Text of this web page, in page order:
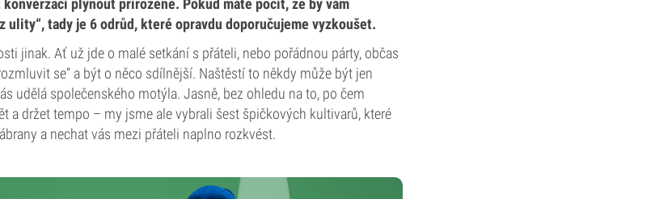
ulity“, tady je 6 odrůd, které opravdu doporučujeme vyzkoušet.
jinak. Ať už jde o malé setkání s přáteli, nebo pořádnou párty, občas
se“ a být o něco sdílnější. Naštěstí to někdy může být jen
udělá společenského motýla. Jasně, bez ohledu na to, po čem
a držet tempo – my jsme ale vybrali šest špičkových kultivarů, které
a nechat vás mezi přáteli naplno rozkvést.